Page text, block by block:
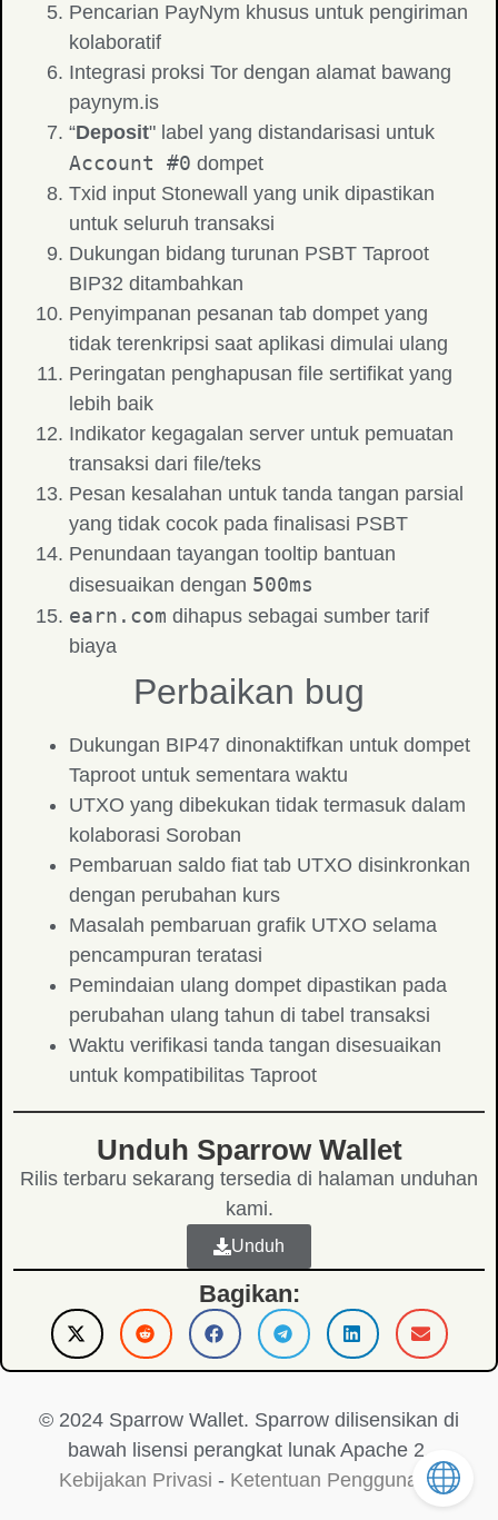
Pencarian PayNym khusus untuk pengiriman
kolaboratif
Integrasi proksi Tor dengan alamat bawang
paynym.is
“Deposit" label yang distandarisasi untuk
Account #0 dompet
Txid input Stonewall yang unik dipastikan
untuk seluruh transaksi
Dukungan bidang turunan PSBT Taproot
BIP32 ditambahkan
Penyimpanan pesanan tab dompet yang
tidak terenkripsi saat aplikasi dimulai ulang
Peringatan penghapusan file sertifikat yang
lebih baik
Indikator kegagalan server untuk pemuatan
transaksi dari file/teks
Pesan kesalahan untuk tanda tangan parsial
yang tidak cocok pada finalisasi PSBT
Penundaan tayangan tooltip bantuan
disesuaikan dengan 500ms
earn.com dihapus sebagai sumber tarif
biaya
Perbaikan bug
Dukungan BIP47 dinonaktifkan untuk dompet
Taproot untuk sementara waktu
UTXO yang dibekukan tidak termasuk dalam
kolaborasi Soroban
Pembaruan saldo fiat tab UTXO disinkronkan
dengan perubahan kurs
Masalah pembaruan grafik UTXO selama
pencampuran teratasi
Pemindaian ulang dompet dipastikan pada
perubahan ulang tahun di tabel transaksi
Waktu verifikasi tanda tangan disesuaikan
untuk kompatibilitas Taproot
Unduh Sparrow Wallet
Rilis terbaru sekarang tersedia di halaman unduhan
kami.
Unduh
Bagikan:
© 2024 Sparrow Wallet. Sparrow dilisensikan di
bawah lisensi perangkat lunak Apache 2.
Kebijakan Privasi - Ketentuan Penggunaan